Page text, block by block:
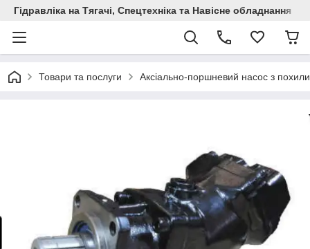
Гідравліка на Тягачі, Спецтехніка та Навісне обладнання
Товари та послуги Аксіально-поршневий насос з